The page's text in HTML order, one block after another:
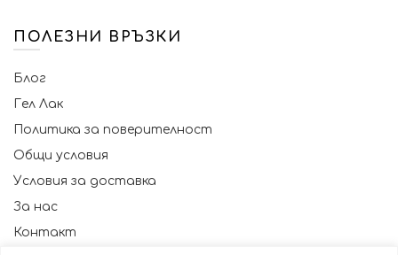
ПОЛЕЗНИ ВРЪЗКИ
Блог
Гел Лак
Политика за поверителност
Общи условия
Условия за доставка
За нас
Контакт